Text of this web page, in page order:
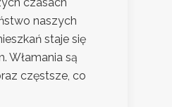
czasach
naszych
staje się
Włamania są
częstsze, co